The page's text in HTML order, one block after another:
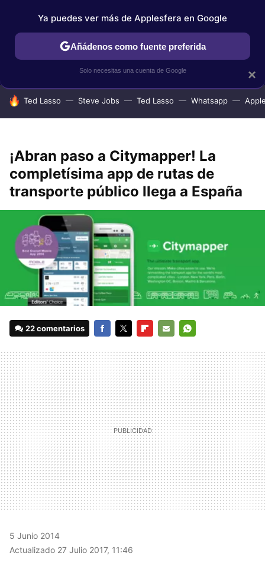
IPHONE TUTORIALES APPLESFERA SELECCIÓN
HOY SE HABLA DE
Ted Lasso Steve Jobs Ted Lasso Whatsapp
¡Abran paso a Citymapper! La
completísima app de rutas de
transporte público llega a España
22 comentarios
MAIL
5 Junio 2014
Actualizado 27 Julio 2017, 11:46
×
Ya puedes ver más de Applesfera en Google
Añádenos como fuente preferida
Solo necesitas una cuenta de Google